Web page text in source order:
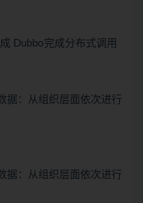
Dubbo完成分布式调用
据：从组织层面依次进行
据：从组织层面依次进行